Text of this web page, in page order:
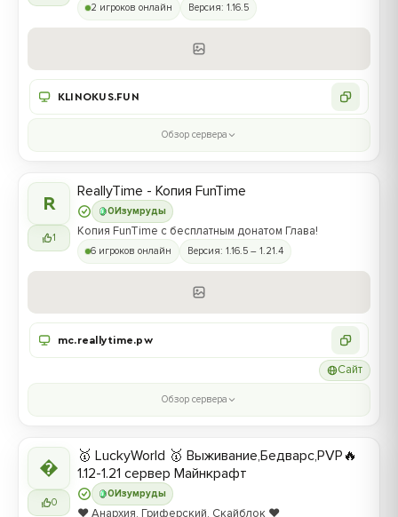
2 игроков онлайн Версия: 1.16.5
KLINOKUS.FUN
Обзор сервера
R
1
0 Изумруды
ReallyTime - Копия FunTime
Копия FunTime с бесплатным донатом Глава!
6 игроков онлайн Версия: 1.16.5 – 1.21.4
mc.reallytime.pw
Сайт
Обзор сервера

0
0 Изумруды
🥇 LuckyWorld 🥇 Выживание,Бедварс,PVP🔥
1.12-1.21 сервер Майнкрафт
❤️ Анархия, Гриферский, Скайблок ❤️